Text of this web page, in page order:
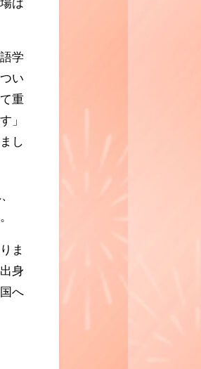
は
学
い
重
」
し
ま
身
へ